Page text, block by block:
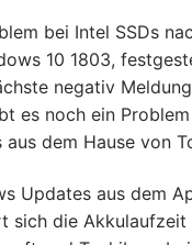
bei Intel SSDs
10 1803,
negativ
es noch ein
aus dem Hause von
Updates aus dem
sich die Akkulaufzeit